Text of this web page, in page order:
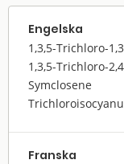
Engelska
1,3,5-Trichloro-
1,3,5-Trichloro-
Symclosene
Franska